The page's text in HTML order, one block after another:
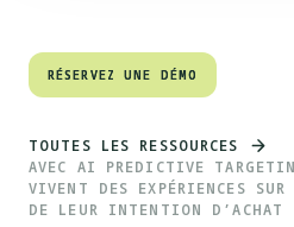
RÉSERVEZ UNE DÉMO
RÉSERVEZ UNE DÉMO
TOUTES LES RESSOURCES
AVEC AI PREDICTIVE
VIVENT DES EXPÉRIENCES SUR
DE LEUR INTENTION D’ACHAT